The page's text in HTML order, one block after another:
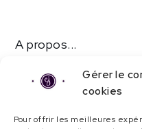
Gérer le
cookies
Pour offrir les meilleures
A propos...
Contact
Mentions légales
Politique de